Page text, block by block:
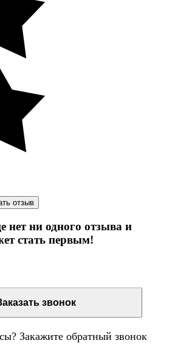
отзыв
нет ни одного отзыва и
стать первым!
звонок
Закажите обратный звонок